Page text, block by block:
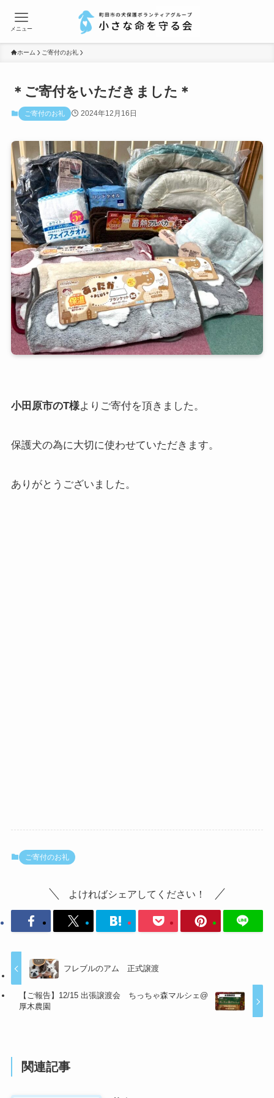
メニュー
ホーム ご寄付のお礼
＊ご寄付をいただきました＊
ご寄付のお礼 2024年12月16日
小田原市のT様よりご寄付を頂きました。
保護犬の為に大切に使わせていただきます。
ありがとうございました。
ご寄付のお礼
よければシェアしてください！
フレブルのアム 正式譲渡
【ご報告】12/15 出張譲渡会 ちっちゃ森マルシェ@
厚木農園
関連記事